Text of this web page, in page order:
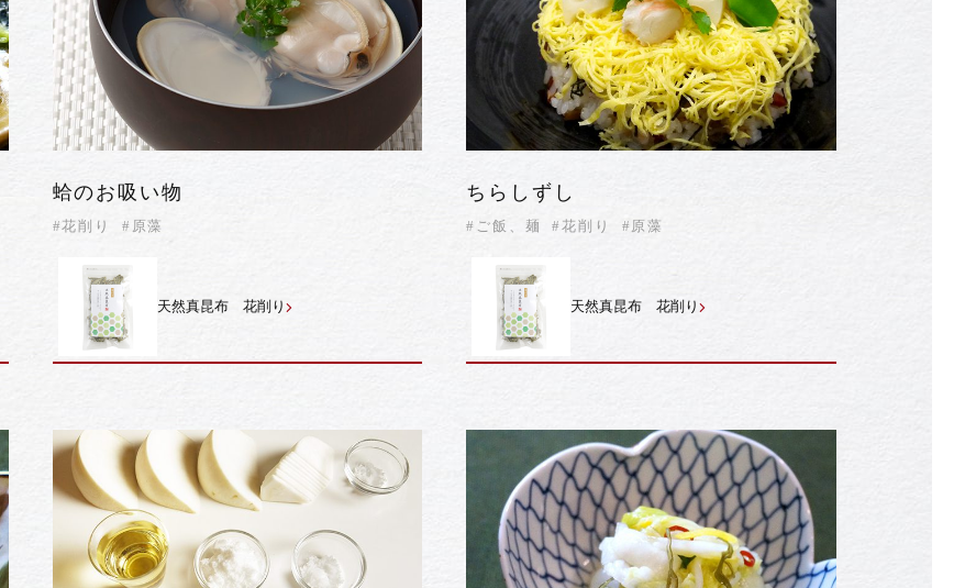
蛤のお吸い物
#花削り #原藻
天然真昆布 花削り
ちらしずし
#ご飯、麺 #花削り #原藻
天然真昆布 花削り